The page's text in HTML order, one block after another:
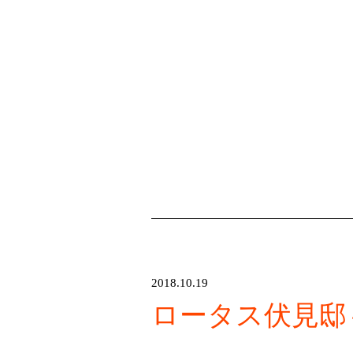
2018.10.19
ロータス伏見邸